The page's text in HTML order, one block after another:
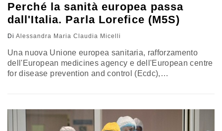
Perché la sanità europea passa
dall'Italia. Parla Lorefice (M5S)
Di Alessandra Maria Claudia Micelli
Una nuova Unione europea sanitaria, rafforzamento
dell'European medicines agency e dell'European centre
for disease prevention and control (Ecdc),
Commissione europea Ursula von der Leyen, quando
ha inoltre annunciato “un vertice globale sulla sanità in